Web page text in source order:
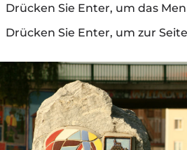
Drücken Sie Enter, um das
Drücken Sie Enter, um zur